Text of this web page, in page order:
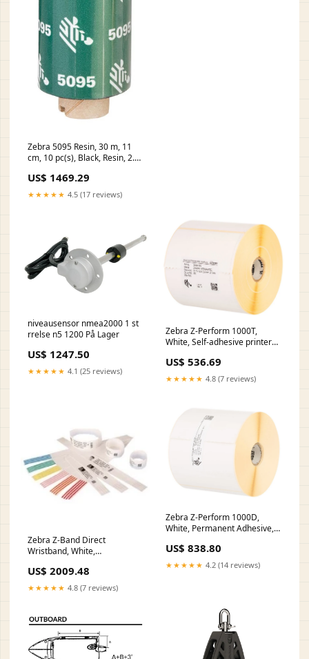
Zebra 5095 Resin, 30 m, 11
cm, 10 pc(s), Black, Resin, 2.5
US$ 1469.29
★★★★★ 4.5 (17 reviews)
niveausensor nmea2000 1 st
rrelse n5 1200 På Lager
US$ 1247.50
★★★★★ 4.1 (25 reviews)
Zebra Z-Perform 1000T,
White, Self-adhesive printer
Paper, Thermal transfer
Copier Labels
US$ 536.69
★★★★★ 4.8 (7 reviews)
Zebra Z-Band Direct
Wristband, White,
transfer, Zebra, 350 pc(s),
25.4 x 178 Plotter Accs
US$ 2009.48
★★★★★ 4.8 (7 reviews)
Zebra Z-Perform 1000D,
White, Permanent Adhesive,
Direct thermal Plotter Accs
US$ 838.80
★★★★★ 4.2 (14 reviews)